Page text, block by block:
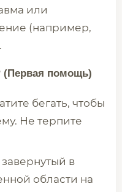
или
(например,
(Первая помощь)
бегать, чтобы
Не терпите
в
области на